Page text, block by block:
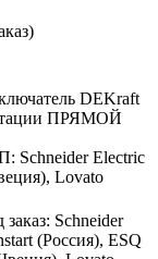
DEKraft
ПРЯМОЙ
Schneider Electric
Lovato
Schneider
(Россия), ESQ